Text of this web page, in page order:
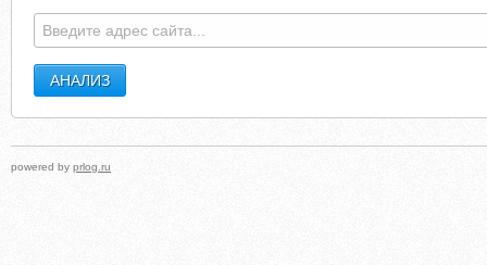
powered by prlog.ru